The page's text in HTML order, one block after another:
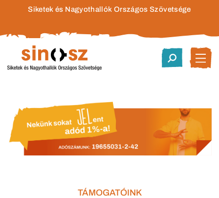
Siketek és Nagyothallók Országos Szövetsége
TÁMOGATÓINK